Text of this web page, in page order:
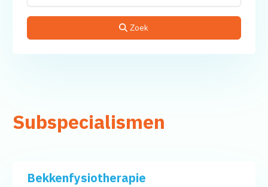
Zoek
Subspecialismen
Bekkenfysiotherapie